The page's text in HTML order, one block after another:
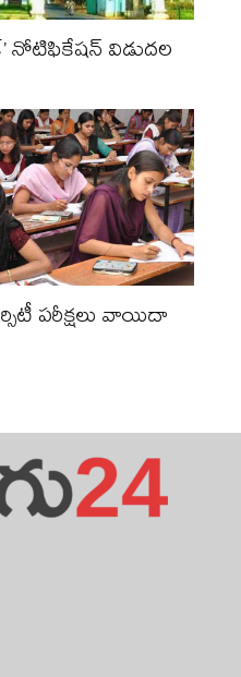
నోటిఫికేషన్ విడుదల
పరీక్షలు వాయిదా